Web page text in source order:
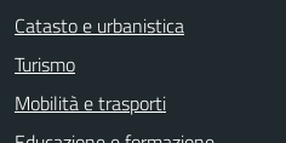
Catasto e urbanistica
Turismo
Mobilità e trasporti